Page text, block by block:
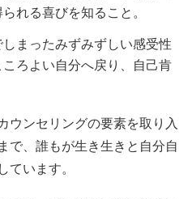
れる喜びを知ること。
まったみずみずしい感受性
ろよい自分へ戻り、自己肯
ウンセリングの要素を取り入
で、誰もが生き生きと自分自
ています。